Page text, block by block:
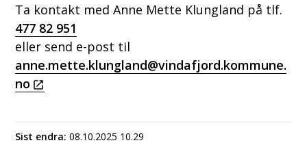
Ta kontakt med Anne Mette Klungland på tlf.
477 82 951
eller send e-post til
anne.mette.klungland@vindafjord.kommune.
no
Sist endra 08.10.2025 10.29